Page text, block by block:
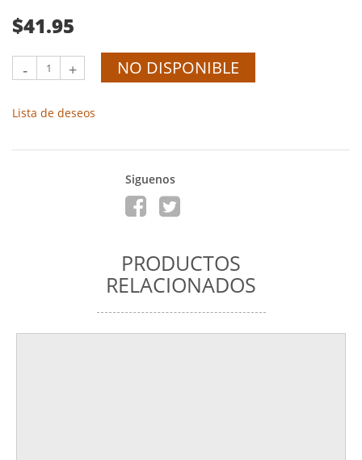
$41.95
- + NO DISPONIBLE
Lista de deseos
Siguenos
PRODUCTOS
RELACIONADOS